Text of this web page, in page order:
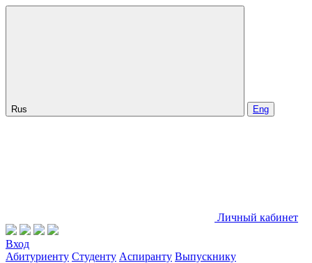
Rus Eng
Личный кабинет
Вход
Абитуриенту Студенту Аспиранту Выпускнику